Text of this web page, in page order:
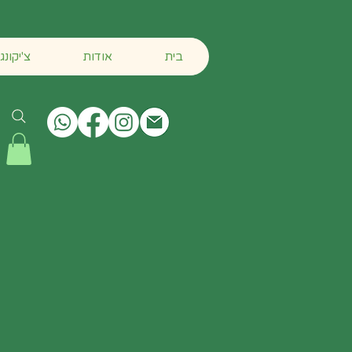
אודות בית צ'יקונג צ'יקונג אודות בית